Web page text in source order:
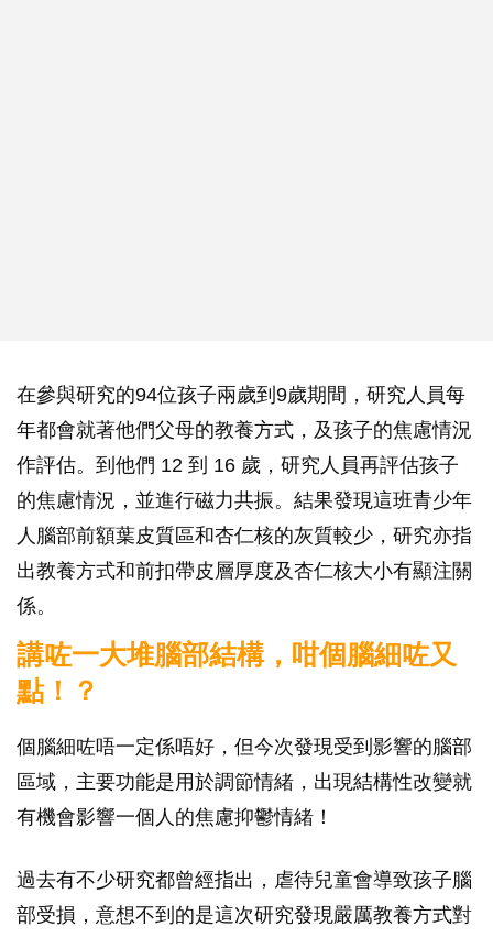
在參與研究的94位孩子兩歲到9歲期間，研究人員每
年都會就著他們父母的教養方式，及孩子的焦慮情況
作評估。到他們 12 到 16 歲，研究人員再評估孩子
的焦慮情況，並進行磁力共振。結果發現這班青少年
人腦部前額葉皮質區和杏仁核的灰質較少，研究亦指
出教養方式和前扣帶皮層厚度及杏仁核大小有顯注關
係。
講咗一大堆腦部結構，咁個腦細咗又
點！？
個腦細咗唔一定係唔好，但今次發現受到影響的腦部
區域，主要功能是用於調節情緒，出現結構性改變就
有機會影響一個人的焦慮抑鬱情緒！
過去有不少研究都曾經指出，虐待兒童會導致孩子腦
部受損，意想不到的是這次研究發現嚴厲教養方式對